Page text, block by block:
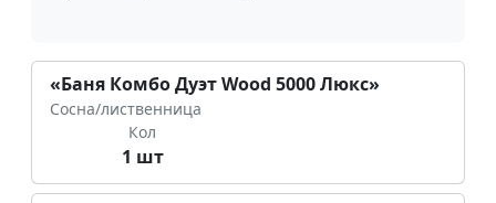
«Баня Комбо Дуэт Wood 5000 Люкс»
Сосна/лиственница
Кол
1 шт